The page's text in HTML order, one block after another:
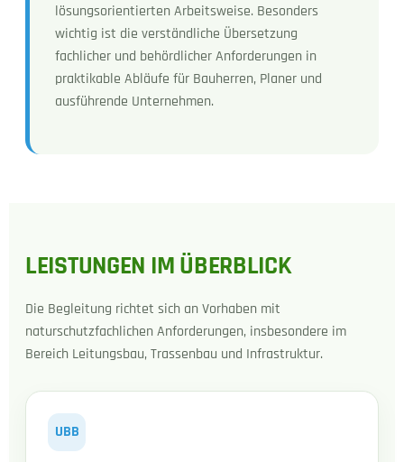
lösungsorientierten Arbeitsweise. Besonders
wichtig ist die verständliche Übersetzung
fachlicher und behördlicher Anforderungen in
praktikable Abläufe für Bauherren, Planer und
ausführende Unternehmen.
LEISTUNGEN IM ÜBERBLICK
Die Begleitung richtet sich an Vorhaben mit
naturschutzfachlichen Anforderungen, insbesondere im
Bereich Leitungsbau, Trassenbau und Infrastruktur.
UBB